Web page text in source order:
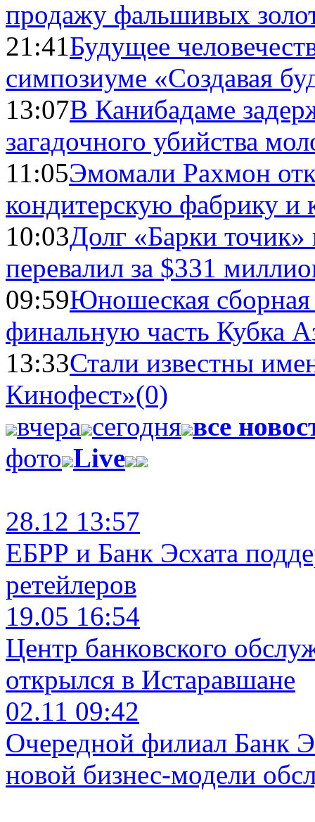
продажу фальшивых
21:41Будущее
симпозиуме «Создавая
13:07В Канибадаме
загадочного убийства
11:05Эмомали Рахмон
кондитерскую фабрику и
10:03Долг «Барки
перевалил за $331
09:59Юношеская
финальную часть Кубка
13:33Стали известны
Кинофест»(0)
вчера сегодня все
фото Live
28.12 13:57
ЕБРР и Банк Эсхата
ретейлеров
19.05 16:54
Центр банковского
открылся в Истаравшане
02.11 09:42
Очередной филиал Банк
новой бизнес-модели